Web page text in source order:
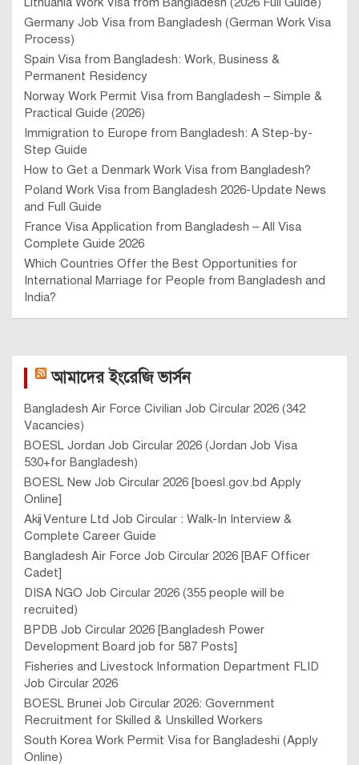
Germany Job Visa from Bangladesh (German Work Visa
Process)
Spain Visa from Bangladesh: Work, Business &
Permanent Residency
Norway Work Permit Visa from Bangladesh – Simple &
Practical Guide (2026)
Immigration to Europe from Bangladesh: A Step-by-
Step Guide
How to Get a Denmark Work Visa from Bangladesh?
Poland Work Visa from Bangladesh 2026-Update News
and Full Guide
France Visa Application from Bangladesh – All Visa
Complete Guide 2026
Which Countries Offer the Best Opportunities for
International Marriage for People from Bangladesh and
India?
আমাদের ইংরেজি ভার্সন
Bangladesh Air Force Civilian Job Circular 2026 (342
Vacancies)
BOESL Jordan Job Circular 2026 (Jordan Job Visa
530+for Bangladesh)
BOESL New Job Circular 2026 [boesl.gov.bd Apply
Online]
Akij Venture Ltd Job Circular : Walk-In Interview &
Complete Career Guide
Bangladesh Air Force Job Circular 2026 [BAF Officer
Cadet]
DISA NGO Job Circular 2026 (355 people will be
recruited)
BPDB Job Circular 2026 [Bangladesh Power
Development Board job for 587 Posts]
Fisheries and Livestock Information Department FLID
Job Circular 2026
BOESL Brunei Job Circular 2026: Government
Recruitment for Skilled & Unskilled Workers
South Korea Work Permit Visa for Bangladeshi (Apply
Online)